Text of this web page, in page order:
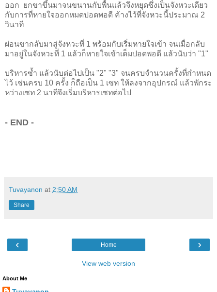
ออก ยกขาขึ้นมาจนขนานกับพื้นแล้วจึงหยุดซึ่งเป็นจังหวะเดียว
กับการที่หายใจออกหมดปอดพอดี ค้างไว้ที่จังหวะนี้ประมาณ 2
วินาที
ผ่อนขากลับมาสู่จังหวะที่ 1 พร้อมกับเริ่มหายใจเข้า จนเมื่อกลับ
มาอยู่ในจังหวะที่ 1 แล้วก็หายใจเข้าเต็มปอดพอดี แล้วนับว่า "1"
บริหารซ้ำ แล้วนับต่อไปเป็น "2" "3" จนครบจำนวนครั้งที่กำหนด
ไว้ เช่นครบ 10 ครั้ง ก็ถือเป็น 1 เซท ให้ลงจากอุปกรณ์ แล้วพักระ
หว่างเซท 2 นาทีจึงเริ่มบริหารเซทต่อไป
- END -
Tuvayanon at 2:50 AM
Share
‹ ›
Home
View web version
About Me